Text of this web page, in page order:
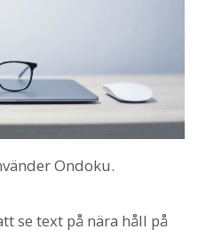
Ondoku.
se text på nära håll på